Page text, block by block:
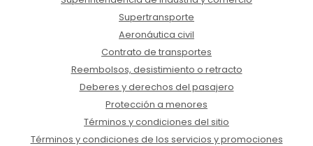
Supertransporte
Aeronáutica civil
Contrato de transportes
Reembolsos, desistimiento o retracto
Deberes y derechos del pasajero
Protección a menores
Términos y condiciones del sitio
Términos y condiciones de los servicios y promociones